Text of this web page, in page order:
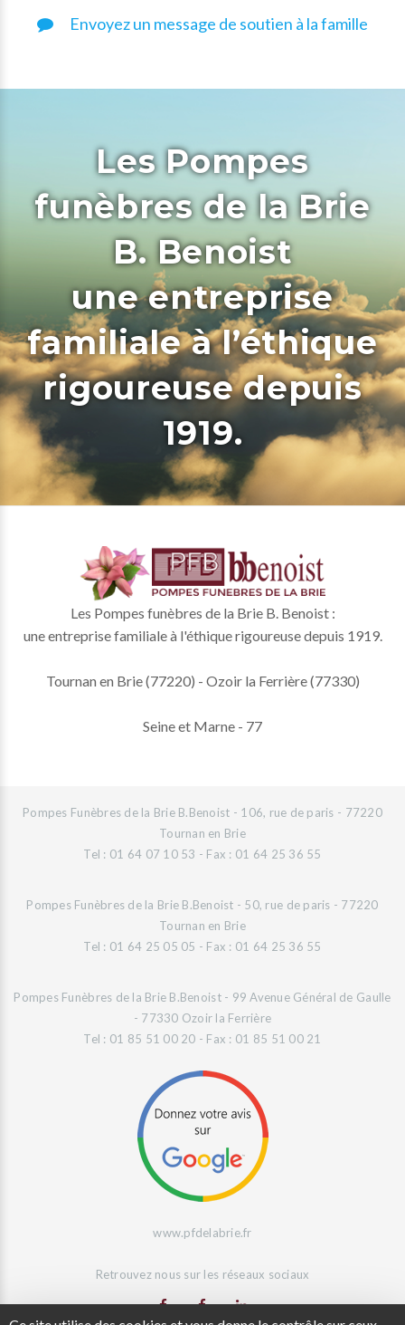
Envoyez un message de soutien à la famille
Les Pompes
funèbres de la Brie
B. Benoist
une entreprise
familiale à l’éthique
rigoureuse depuis
1919.
Les Pompes funèbres de la Brie B. Benoist :
une entreprise familiale à l'éthique rigoureuse depuis 1919.
Tournan en Brie (77220) - Ozoir la Ferrière (77330)
Seine et Marne - 77
Pompes Funèbres de la Brie B.Benoist - 106, rue de paris - 77220
Tournan en Brie
Tel : 01 64 07 10 53 - Fax : 01 64 25 36 55
Pompes Funèbres de la Brie B.Benoist - 50, rue de paris - 77220
Tournan en Brie
Tel : 01 64 25 05 05 - Fax : 01 64 25 36 55
Pompes Funèbres de la Brie B.Benoist - 99 Avenue Général de Gaulle
- 77330 Ozoir la Ferrière
Tel : 01 85 51 00 20 - Fax : 01 85 51 00 21
www.pfdelabrie.fr
Retrouvez nous sur les réseaux sociaux